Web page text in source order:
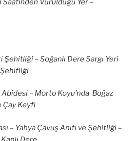
Saatinden Vurulduğu Yer –
Şehitliği – Soğanlı Dere Sargı Yeri
– Morto Koyu’nda Boğaz
Çay Keyfi
– Yahya Çavuş Anıtı ve Şehitliği –